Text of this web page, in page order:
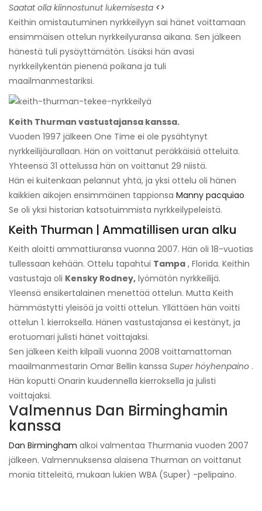
Saatat olla kiinnostunut lukemisesta <>
Keithin omistautuminen nyrkkeilyyn sai hänet voittamaan
ensimmäisen ottelun nyrkkeilyuransa aikana. Sen jälkeen
hänestä tuli pysäyttämätön. Lisäksi hän avasi
nyrkkeilykentän pienenä poikana ja tuli
maailmanmestariksi.
Keith Thurman vastustajansa kanssa.
Vuoden 1997 jälkeen One Time ei ole pysähtynyt
nyrkkeilijäurallaan. Hän on voittanut peräkkäisiä otteluita.
Yhteensä 31 ottelussa hän on voittanut 29 niistä.
Hän ei kuitenkaan pelannut yhtä, ja yksi ottelu oli hänen
kaikkien aikojen ensimmäinen tappionsa Manny pacquiao
Se oli yksi historian katsotuimmista nyrkkeilypeleistä.
Keith Thurman | Ammatillisen uran alku
Keith aloitti ammattiuransa vuonna 2007. Hän oli 18-vuotias
tullessaan kehään. Ottelu tapahtui Tampa , Florida. Keithin
vastustaja oli Kensky Rodney, lyömätön nyrkkeilijä.
Yleensä ensikertalainen menettää ottelun. Mutta Keith
hämmästytti yleisöä ja voitti ottelun. Yllättäen hän voitti
ottelun 1. kierroksella. Hänen vastustajansa ei kestänyt, ja
erotuomari julisti hänet voittajaksi.
Sen jälkeen Keith kilpaili vuonna 2008 voittamattoman
maailmanmestarin Omar Bellin kanssa Super höyhenpaino .
Hän koputti Onarin kuudennella kierroksella ja julisti
voittajaksi.
Valmennus Dan Birminghamin
kanssa
Dan Birmingham alkoi valmentaa Thurmania vuoden 2007
jälkeen. Valmennuksensa alaisena Thurman on voittanut
monia titteleitä, mukaan lukien WBA (Super) -pelipaino.